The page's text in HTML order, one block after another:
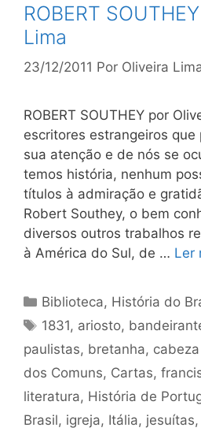
ROBERT
Lima
23/12/2011 Por Oliveira
ROBERT SOUTHEY por
escritores estrangeiros que
sua atenção e de nós se
temos história, nenhum
títulos à admiração e
Robert Southey, o bem
diversos outros trabalhos
à América do Sul, de … Ler
Categorias
Biblioteca, História do
Tags
1831, ariosto,
paulistas, bretanha,
dos Comuns, Cartas,
literatura, História de
Brasil, igreja, Itália, jesuítas,